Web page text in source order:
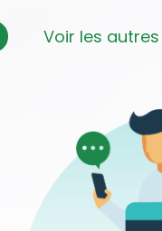
Voir les